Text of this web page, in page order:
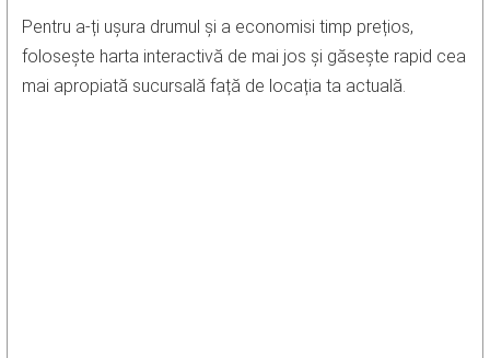
Pentru a-ți ușura drumul și a economisi timp prețios,
folosește harta interactivă de mai jos și găsește rapid cea
mai apropiată sucursală față de locația ta actuală.